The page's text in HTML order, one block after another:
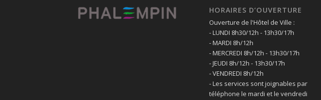
HORAIRES D’OUVERTURE
Ouverture de l'Hôtel de Ville :
- LUNDI 8h30/12h - 13h30/17h
- MARDI 8h/12h
- MERCREDI 8h/12h - 13h30/17h
- JEUDI 8h/12h - 13h30/17h
- VENDREDI 8h/12h
- Les services sont joignables par
téléphone le mardi et le vendredi